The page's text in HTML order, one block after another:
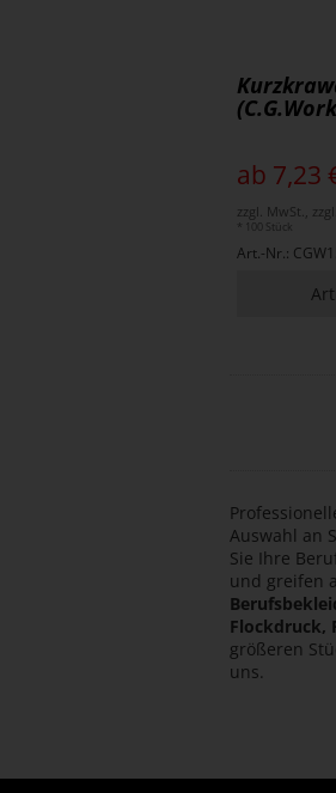
ab 7,23
zzgl. MwSt.,
* 100 Stück
Art.-Nr.:
Auswahl an
Sie Ihre
und greifen
Flockdruck,
größeren
uns.